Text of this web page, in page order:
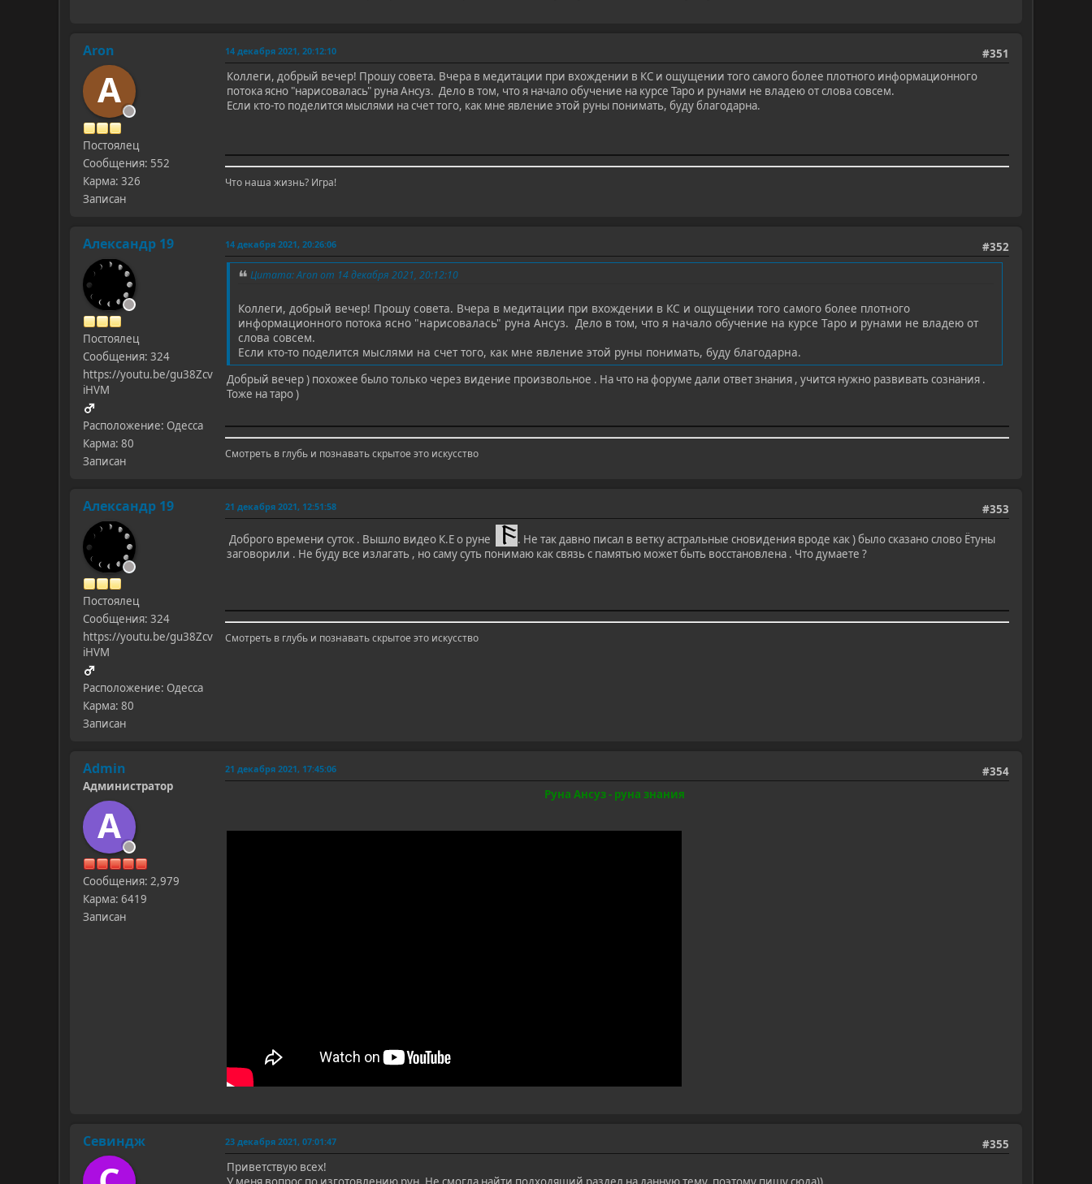
Aron
A
Постоялец
Сообщения: 552
Карма: 326
Записан
#351
14 декабря 2021, 20:12:10
Коллеги, добрый вечер! Прошу совета. Вчера в медитации при вхождении в КС и ощущении того самого более плотного информационного
потока ясно "нарисовалась" руна Ансуз. Дело в том, что я начало обучение на курсе Таро и рунами не владею от слова совсем.
Если кто-то поделится мыслями на счет того, как мне явление этой руны понимать, буду благодарна.
Что наша жизнь? Игра!
Александр 19
Постоялец
Сообщения: 324
https://youtu.be/gu38Zcv
iHVM
Расположение: Одесса
Карма: 80
Записан
#352
14 декабря 2021, 20:26:06
Цитата: Aron от 14 декабря 2021, 20:12:10
Коллеги, добрый вечер! Прошу совета. Вчера в медитации при вхождении в КС и ощущении того самого более плотного
информационного потока ясно "нарисовалась" руна Ансуз. Дело в том, что я начало обучение на курсе Таро и рунами не владею от
слова совсем.
Если кто-то поделится мыслями на счет того, как мне явление этой руны понимать, буду благодарна.
Добрый вечер ) похожее было только через видение произвольное . На что на форуме дали ответ знания , учится нужно развивать сознания .
Тоже на таро )
Смотреть в глубь и познавать скрытое это искусство
Александр 19
Постоялец
Сообщения: 324
https://youtu.be/gu38Zcv
iHVM
Расположение: Одесса
Карма: 80
Записан
#353
21 декабря 2021, 12:51:58
Доброго времени суток . Вышло видео К.Е о руне
. Не так давно писал в ветку астральные сновидения вроде как ) было сказано слово Ётуны
заговорили . Не буду все излагать , но саму суть понимаю как связь с памятью может быть восстановлена . Что думаете ?
Смотреть в глубь и познавать скрытое это искусство
Admin
Администратор
A
Сообщения: 2,979
Карма: 6419
Записан
#354
21 декабря 2021, 17:45:06
Руна Ансуз - руна знания
Севиндж #355
23 декабря 2021, 07:01:47
Приветствую всех!